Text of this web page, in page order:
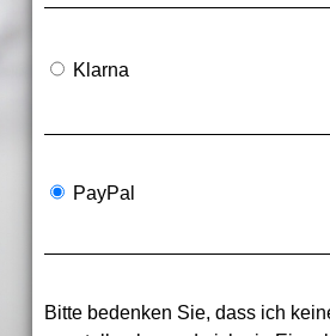
Klarna
PayPal
Bitte bedenken Sie, dass ich